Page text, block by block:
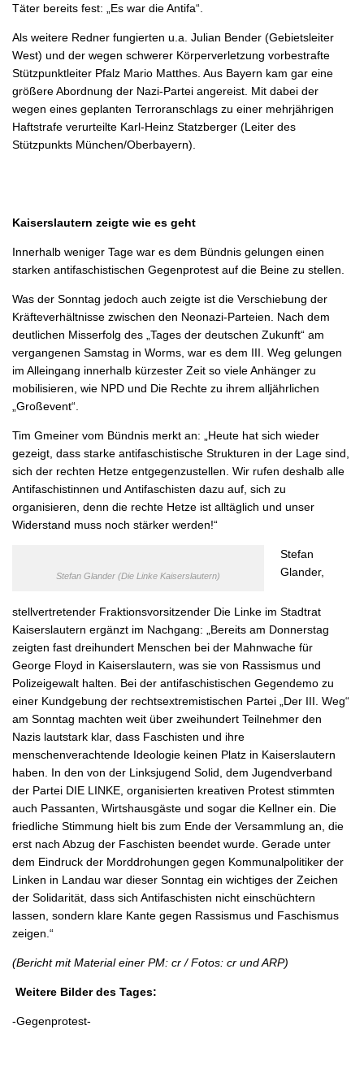
Täter bereits fest: „Es war die Antifa“.
Als weitere Redner fungierten u.a. Julian Bender (Gebietsleiter
West) und der wegen schwerer Körperverletzung vorbestrafte
Stützpunktleiter Pfalz Mario Matthes. Aus Bayern kam gar eine
größere Abordnung der Nazi-Partei angereist. Mit dabei der
wegen eines geplanten Terroranschlags zu einer mehrjährigen
Haftstrafe verurteilte Karl-Heinz Statzberger (Leiter des
Stützpunkts München/Oberbayern).
Kaiserslautern zeigte wie es geht
Innerhalb weniger Tage war es dem Bündnis gelungen einen
starken antifaschistischen Gegenprotest auf die Beine zu stellen.
Was der Sonntag jedoch auch zeigte ist die Verschiebung der
Kräfteverhältnisse zwischen den Neonazi-Parteien. Nach dem
deutlichen Misserfolg des „Tages der deutschen Zukunft“ am
vergangenen Samstag in Worms, war es dem III. Weg gelungen
im Alleingang innerhalb kürzester Zeit so viele Anhänger zu
mobilisieren, wie NPD und Die Rechte zu ihrem alljährlichen
„Großevent“.
Tim Gmeiner vom Bündnis merkt an: „Heute hat sich wieder
gezeigt, dass starke antifaschistische Strukturen in der Lage sind,
sich der rechten Hetze entgegenzustellen. Wir rufen deshalb alle
Antifaschistinnen und Antifaschisten dazu auf, sich zu
organisieren, denn die rechte Hetze ist alltäglich und unser
Widerstand muss noch stärker werden!“
Stefan Glander (Die Linke Kaiserslautern)
Stefan
Glander,
stellvertretender Fraktionsvorsitzender Die Linke im Stadtrat
Kaiserslautern ergänzt im Nachgang: „Bereits am Donnerstag
zeigten fast dreihundert Menschen bei der Mahnwache für
George Floyd in Kaiserslautern, was sie von Rassismus und
Polizeigewalt halten. Bei der antifaschistischen Gegendemo zu
einer Kundgebung der rechtsextremistischen Partei „Der III. Weg“
am Sonntag machten weit über zweihundert Teilnehmer den
Nazis lautstark klar, dass Faschisten und ihre
menschenverachtende Ideologie keinen Platz in Kaiserslautern
haben. In den von der Linksjugend Solid, dem Jugendverband
der Partei DIE LINKE, organisierten kreativen Protest stimmten
auch Passanten, Wirtshausgäste und sogar die Kellner ein. Die
friedliche Stimmung hielt bis zum Ende der Versammlung an, die
erst nach Abzug der Faschisten beendet wurde. Gerade unter
dem Eindruck der Morddrohungen gegen Kommunalpolitiker der
Linken in Landau war dieser Sonntag ein wichtiges der Zeichen
der Solidarität, dass sich Antifaschisten nicht einschüchtern
lassen, sondern klare Kante gegen Rassismus und Faschismus
zeigen.“
(Bericht mit Material einer PM: cr / Fotos: cr und ARP)
Weitere Bilder des Tages:
-Gegenprotest-